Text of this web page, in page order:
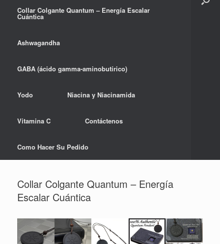
Collar Colgante Quantum – Energía Escalar
Cuántica
Ashwagandha
GABA (ácido gamma-aminobutírico)
Yodo Niacina y Niacinamida
Vitamina C Contáctenos
Como Hacer Su Pedido
Collar Colgante Quantum – Energía
Escalar Cuántica